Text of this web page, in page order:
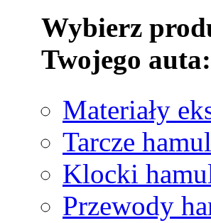
Wybierz
Twojego auta:
Materiały
Tarcze
Klocki
Przewody